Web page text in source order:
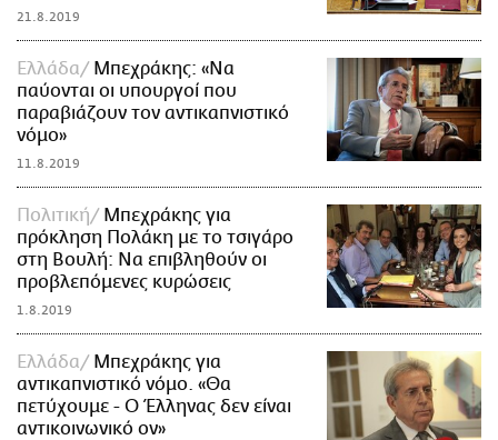
21.8.2019
Ελλάδα
Μπεχράκης: «Να
παύονται οι υπουργοί που
παραβιάζουν τον αντικαπνιστικό
νόμο»
11.8.2019
Πολιτική
Μπεχράκης για
πρόκληση Πολάκη με το τσιγάρο
στη Βουλή: Να επιβληθούν οι
προβλεπόμενες κυρώσεις
1.8.2019
Ελλάδα
Μπεχράκης για
αντικαπνιστικό νόμο. «Θα
πετύχουμε - Ο Έλληνας δεν είναι
αντικοινωνικό ον»